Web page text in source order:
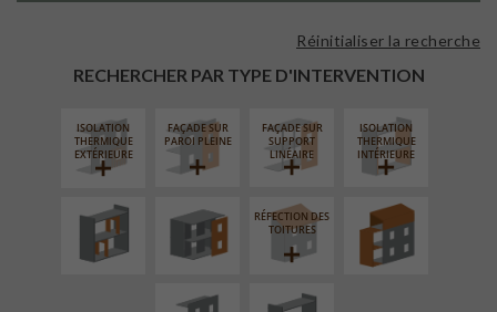
RECHERCHER PAR TYPE D'INTERVENTION
Réinitialiser la recherche
ISOLATION
THERMIQUE
EXTÉRIEURE
FAÇADE SUR
PAROI PLEINE
FAÇADE SUR
SUPPORT
LINÉAIRE
ISOLATION
THERMIQUE
INTÉRIEURE
RÉAMÉNAGEMENT
INTÉRIEUR
FERMETURE
LOGGIAS
RÉFECTION DES
TOITURES
SURÉLÉVATION
EXTENSION
AMÉNAGEMENT
EXTÉRIEUR
PROCÉDÉ
PARTICULIER